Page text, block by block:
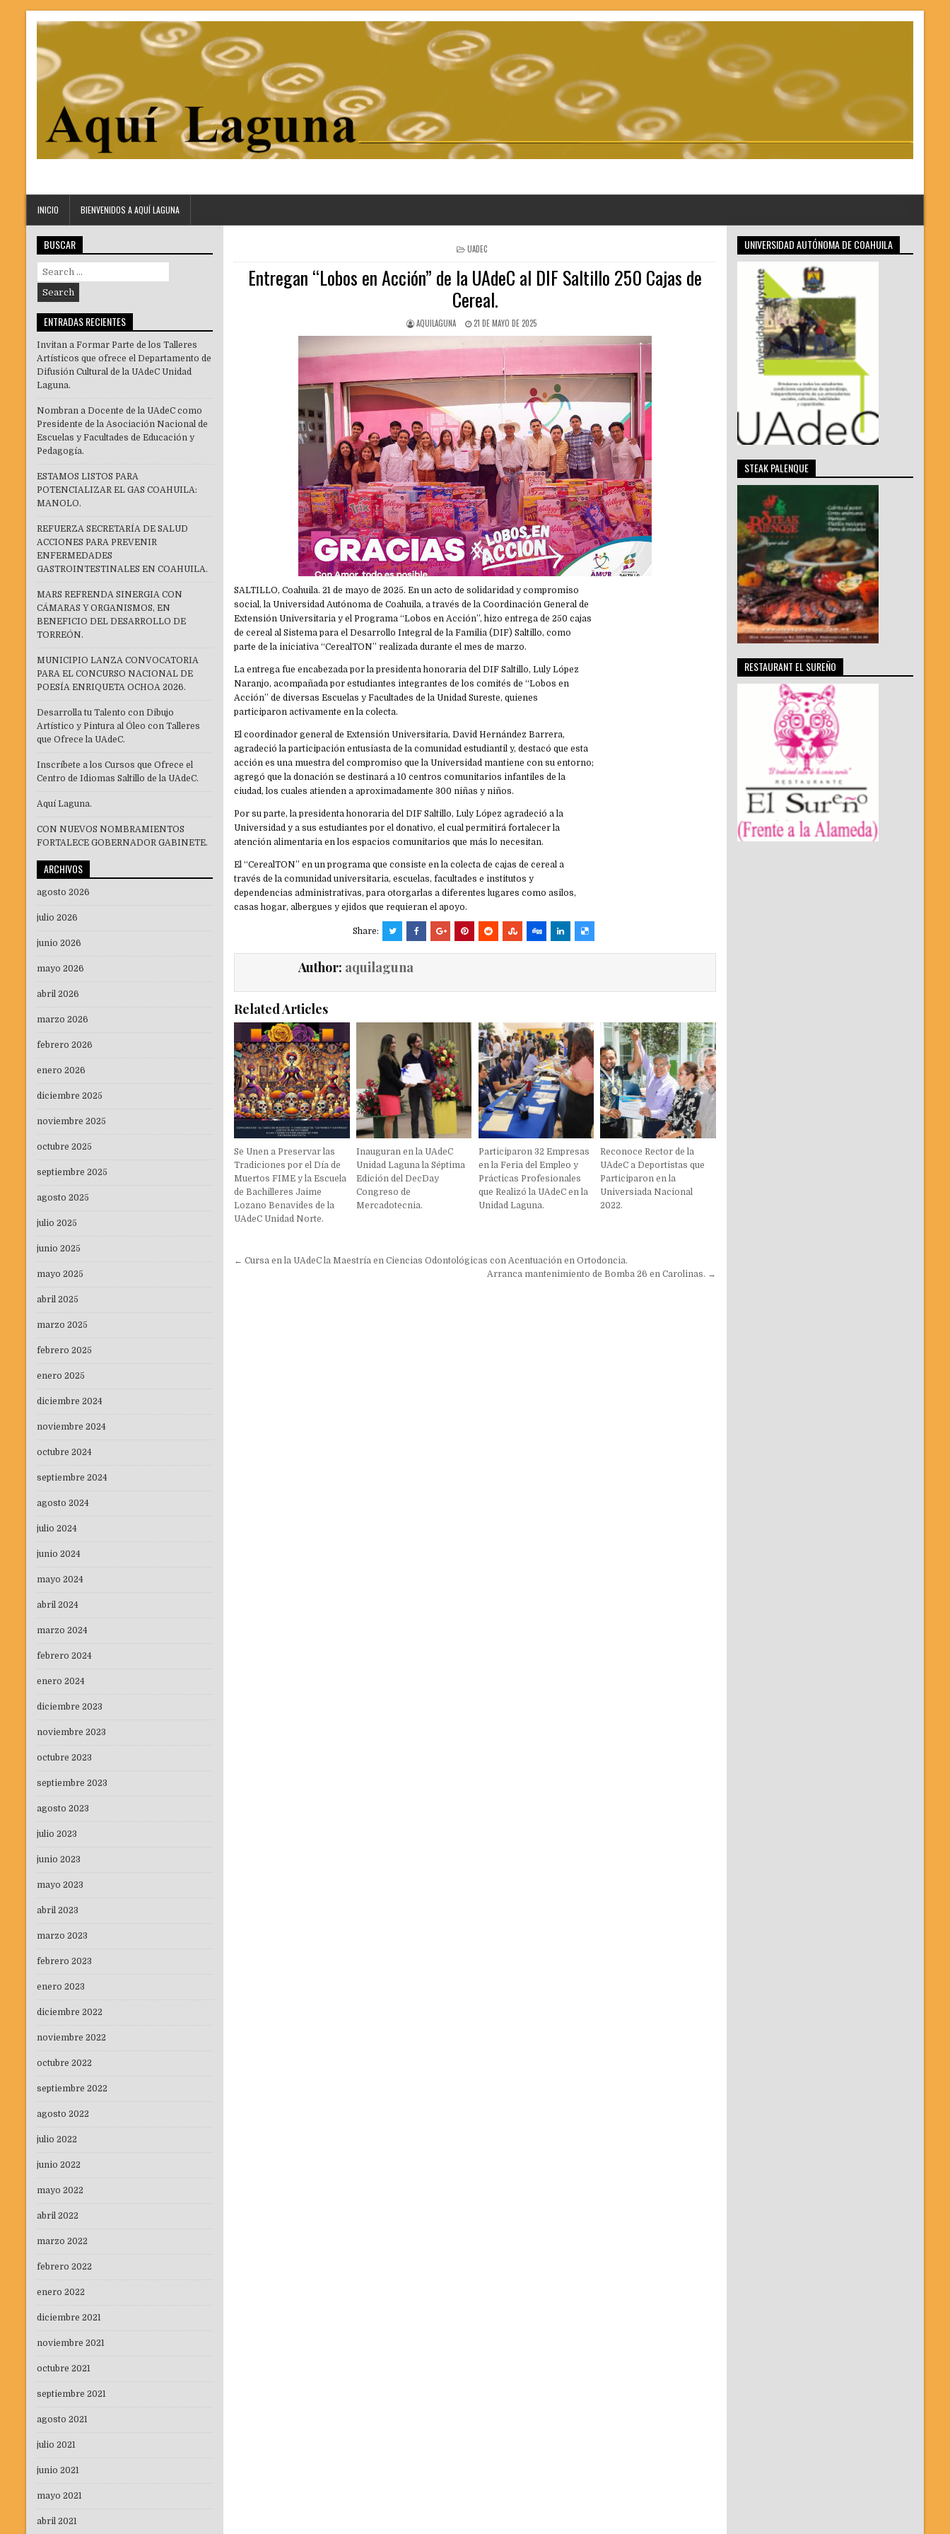
INICIO BIENVENIDOS A AQUÍ LAGUNA
POSTED
IN
UADEC
Entregan “Lobos en Acción” de la UAdeC al DIF Saltillo 250 Cajas de
Cereal.
AQUILAGUNA 21 DE MAYO DE 2025
SALTILLO, Coahuila. 21 de mayo de 2025. En un acto de solidaridad y compromiso
social, la Universidad Autónoma de Coahuila, a través de la Coordinación General de
Extensión Universitaria y el Programa “Lobos en Acción”, hizo entrega de 250 cajas
de cereal al Sistema para el Desarrollo Integral de la Familia (DIF) Saltillo, como
parte de la iniciativa “CerealTON” realizada durante el mes de marzo.
La entrega fue encabezada por la presidenta honoraria del DIF Saltillo, Luly López
Naranjo, acompañada por estudiantes integrantes de los comités de “Lobos en
Acción” de diversas Escuelas y Facultades de la Unidad Sureste, quienes
participaron activamente en la colecta.
El coordinador general de Extensión Universitaria, David Hernández Barrera,
agradeció la participación entusiasta de la comunidad estudiantil y, destacó que esta
acción es una muestra del compromiso que la Universidad mantiene con su entorno;
agregó que la donación se destinará a 10 centros comunitarios infantiles de la
ciudad, los cuales atienden a aproximadamente 300 niñas y niños.
Por su parte, la presidenta honoraria del DIF Saltillo, Luly López agradeció a la
Universidad y a sus estudiantes por el donativo, el cual permitirá fortalecer la
atención alimentaria en los espacios comunitarios que más lo necesitan.
El “CerealTON” en un programa que consiste en la colecta de cajas de cereal a
través de la comunidad universitaria, escuelas, facultades e institutos y
dependencias administrativas, para otorgarlas a diferentes lugares como asilos,
casas hogar, albergues y ejidos que requieran el apoyo.
Share:
Author: aquilaguna
Related Articles
Se Unen a Preservar las
Tradiciones por el Día de
Muertos FIME y la Escuela
de Bachilleres Jaime
Lozano Benavides de la
UAdeC Unidad Norte.
Inauguran en la UAdeC
Unidad Laguna la Séptima
Edición del DecDay
Congreso de
Mercadotecnia.
Participaron 32 Empresas
en la Feria del Empleo y
Prácticas Profesionales
que Realizó la UAdeC en la
Unidad Laguna.
Reconoce Rector de la
UAdeC a Deportistas que
Participaron en la
Universiada Nacional
2022.
Navegación
← Cursa en la UAdeC la Maestría en Ciencias Odontológicas con Acentuación en Ortodoncia.
Arranca mantenimiento de Bomba 26 en Carolinas. →
BUSCAR
Search
for:
ENTRADAS RECIENTES
Invitan a Formar Parte de los Talleres
Artísticos que ofrece el Departamento de
Difusión Cultural de la UAdeC Unidad
Laguna.
Nombran a Docente de la UAdeC como
Presidente de la Asociación Nacional de
Escuelas y Facultades de Educación y
Pedagogía.
ESTAMOS LISTOS PARA
POTENCIALIZAR EL GAS COAHUILA:
MANOLO.
REFUERZA SECRETARÍA DE SALUD
ACCIONES PARA PREVENIR
ENFERMEDADES
GASTROINTESTINALES EN COAHUILA.
MARS REFRENDA SINERGIA CON
CÁMARAS Y ORGANISMOS, EN
BENEFICIO DEL DESARROLLO DE
TORREÓN.
MUNICIPIO LANZA CONVOCATORIA
PARA EL CONCURSO NACIONAL DE
POESÍA ENRIQUETA OCHOA 2026.
Desarrolla tu Talento con Dibujo
Artístico y Pintura al Óleo con Talleres
que Ofrece la UAdeC.
Inscríbete a los Cursos que Ofrece el
Centro de Idiomas Saltillo de la UAdeC.
Aquí Laguna.
CON NUEVOS NOMBRAMIENTOS
FORTALECE GOBERNADOR GABINETE.
ARCHIVOS
agosto 2026
julio 2026
junio 2026
mayo 2026
abril 2026
marzo 2026
febrero 2026
enero 2026
diciembre 2025
noviembre 2025
octubre 2025
septiembre 2025
agosto 2025
julio 2025
junio 2025
mayo 2025
abril 2025
marzo 2025
febrero 2025
enero 2025
diciembre 2024
noviembre 2024
octubre 2024
septiembre 2024
agosto 2024
julio 2024
junio 2024
mayo 2024
abril 2024
marzo 2024
febrero 2024
enero 2024
diciembre 2023
noviembre 2023
octubre 2023
septiembre 2023
agosto 2023
julio 2023
junio 2023
mayo 2023
abril 2023
marzo 2023
febrero 2023
enero 2023
diciembre 2022
noviembre 2022
octubre 2022
septiembre 2022
agosto 2022
julio 2022
junio 2022
mayo 2022
abril 2022
marzo 2022
febrero 2022
enero 2022
diciembre 2021
noviembre 2021
octubre 2021
septiembre 2021
agosto 2021
julio 2021
junio 2021
mayo 2021
abril 2021
UNIVERSIDAD AUTÓNOMA DE COAHUILA
STEAK PALENQUE
RESTAURANT EL SUREÑO